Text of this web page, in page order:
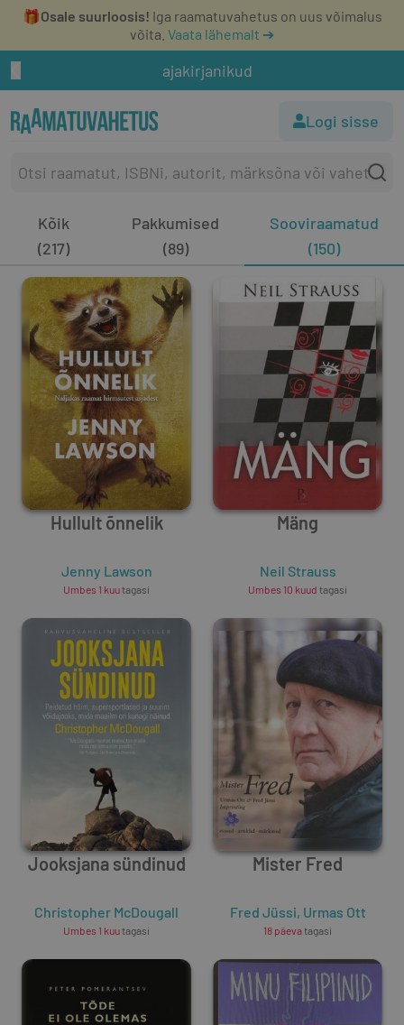
🎁Osale suurloosis! Iga raamatuvahetus on uus võimalus
võita. Vaata lähemalt ➔
ajakirjanikud
Logi sisse
Kõik
(217)
Pakkumised
(89)
Sooviraamatud
(150)
Hullult õnnelik
Jenny Lawson
Umbes 1 kuutagasi
Mäng
Neil Strauss
Umbes 10 kuud tagasi
Jooksjana sündinud
Christopher McDougall
Umbes 1 kuutagasi
Mister Fred
Fred Jüssi, Urmas Ott
18 päevatagasi